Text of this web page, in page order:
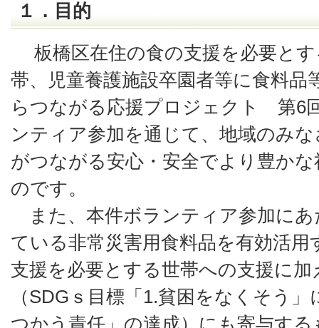
１．目的
板橋区在住の食の支援を必要とす
帯、児童養護施設卒園者等に食料品
らつながる応援プロジェクト 第6
ンティア参加を通じて、地域のみ
がつながる安心・安全でより豊か
のです。
また、本件ボランティア参加にあ
ている非常災害用食料品を有効活
支援を必要とする世帯への支援に
（SDGｓ目標「1.貧困をなくそう
つかう責任」の達成）にも寄与す